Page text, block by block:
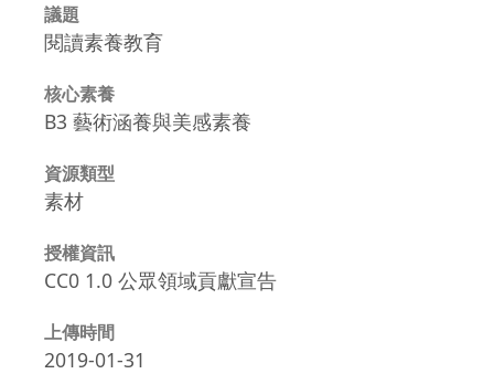
議題
閱讀素養教育
核心素養
B3 藝術涵養與美感素養
資源類型
素材
授權資訊
CC0 1.0 公眾領域貢獻宣告
上傳時間
2019-01-31